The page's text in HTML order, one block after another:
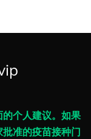
个人建议。如果
准的疫苗接种门